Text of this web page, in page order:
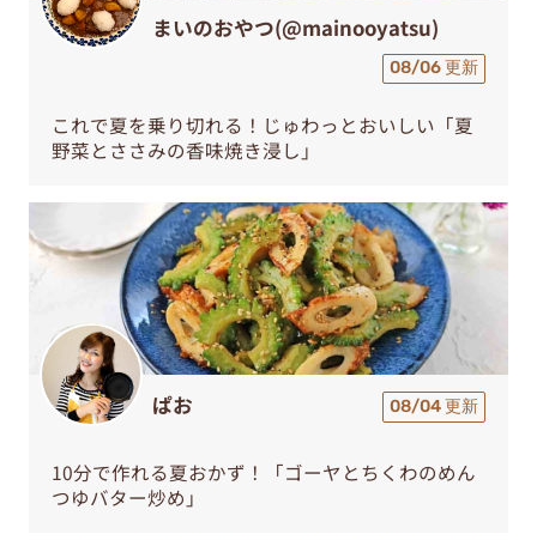
まいのおやつ(@mainooyatsu)
08/06 更新
これで夏を乗り切れる！じゅわっとおいしい「夏
野菜とささみの香味焼き浸し」
ぱお 08/04 更新
10分で作れる夏おかず！「ゴーヤとちくわのめん
つゆバター炒め」